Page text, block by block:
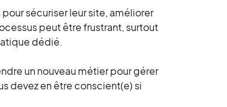
sécuriser leur site, améliorer
peut être frustrant, surtout
dédié.
un nouveau métier pour gérer
devez en être conscient(e) si